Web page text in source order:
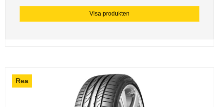
Visa produkten
Rea